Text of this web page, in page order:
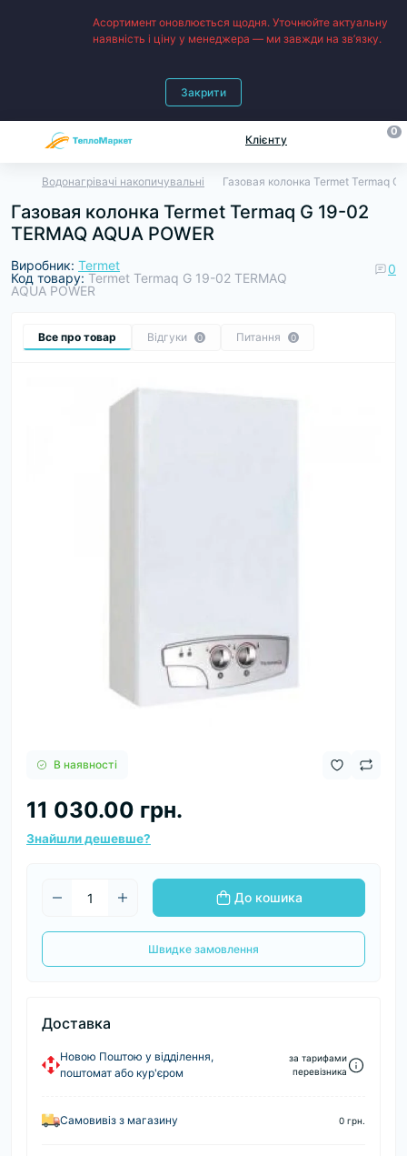
Асортимент оновлюється щодня. Уточнюйте актуальну
наявність і ціну у менеджера — ми завжди на зв’язку.
Закрити
Клієнту
0
Водонагрівачі накопичувальні Газовая колонка Termet Termaq G
Газовая колонка Termet Termaq G 19-02
TERMAQ AQUA POWER
Виробник: Termet
Код товару: Termet Termaq G 19-02 TERMAQ
AQUA POWER
0
Все про товар Відгуки 0 Питання 0
В наявності
11 030.00 грн.
Знайшли дешевше?
До кошика
Швидке замовлення
Доставка
Новою Поштою у відділення,
поштомат або кур'єром
за тарифами
перевізника
Самовивіз з магазину 0 грн.